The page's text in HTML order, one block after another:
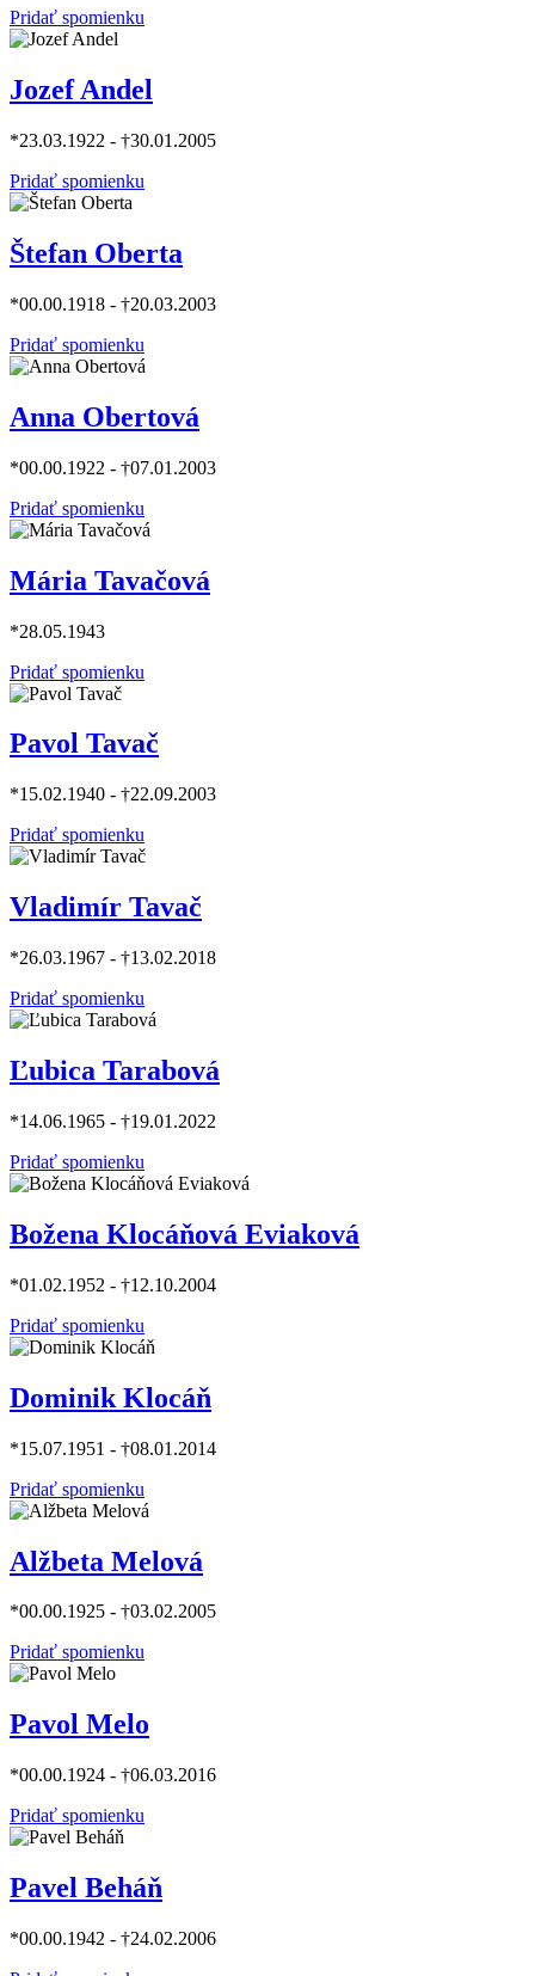
Pridať spomienku
Jozef Andel
*23.03.1922 - †30.01.2005
Pridať spomienku
Štefan Oberta
*00.00.1918 - †20.03.2003
Pridať spomienku
Anna Obertová
*00.00.1922 - †07.01.2003
Pridať spomienku
Mária Tavačová
*28.05.1943
Pridať spomienku
Pavol Tavač
*15.02.1940 - †22.09.2003
Pridať spomienku
Vladimír Tavač
*26.03.1967 - †13.02.2018
Pridať spomienku
Ľubica Tarabová
*14.06.1965 - †19.01.2022
Pridať spomienku
Božena Klocáňová Eviaková
*01.02.1952 - †12.10.2004
Pridať spomienku
Dominik Klocáň
*15.07.1951 - †08.01.2014
Pridať spomienku
Alžbeta Melová
*00.00.1925 - †03.02.2005
Pridať spomienku
Pavol Melo
*00.00.1924 - †06.03.2016
Pridať spomienku
Pavel Beháň
*00.00.1942 - †24.02.2006